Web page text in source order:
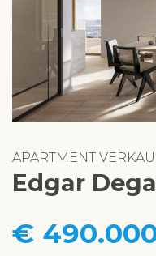
APARTMENT
Edgar
€